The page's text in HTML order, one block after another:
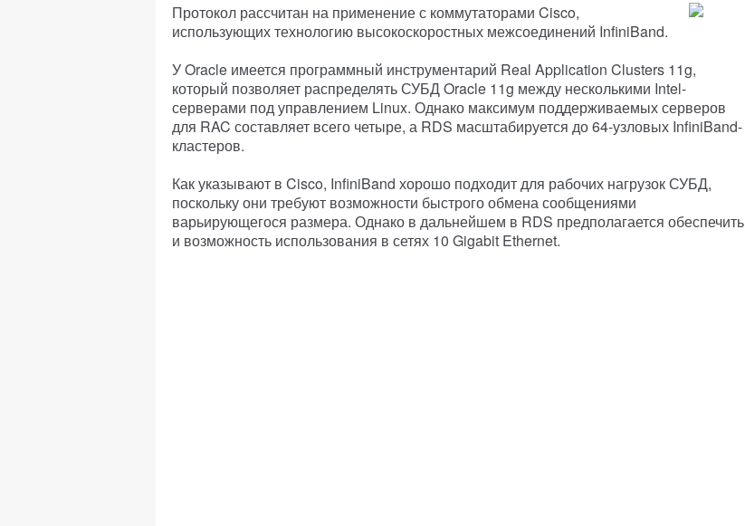
Протокол рассчитан на применение с коммутаторами Cisco,
использующих технологию высокоскоростных межсоединений InfiniBand.
У Oracle имеется программный инструментарий Real Application Clusters 11g,
который позволяет распределять СУБД Oracle 11g между несколькими Intel-
серверами под управлением Linux. Однако максимум поддерживаемых серверов
для RAC составляет всего четыре, а RDS масштабируется до 64-узловых InfiniBand-
кластеров.
Как указывают в Cisco, InfiniBand хорошо подходит для рабочих нагрузок СУБД,
поскольку они требуют возможности быстрого обмена сообщениями
варьирующегося размера. Однако в дальнейшем в RDS предполагается обеспечить
и возможность использования в сетях 10 Gigabit Ethernet.